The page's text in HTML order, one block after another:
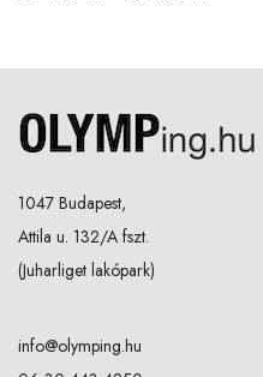
1047 Budapest,
Attila u. 132/A fszt.
(Juharliget lakópark)
info@olymping.hu